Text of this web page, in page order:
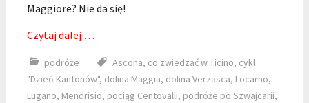
Maggiore? Nie da się!
Czytaj dalej …
podróże Ascona, co zwiedzać w Ticino, cykl
"Dzień Kantonów", dolina Maggia, dolina Verzasca, Locarno,
Lugano, Mendrisio, pociąg Centovalli, podróże po Szwajcarii,